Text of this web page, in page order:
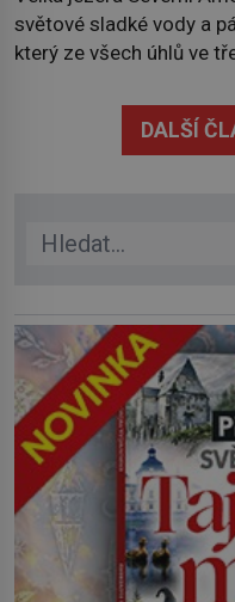
světové sladké vody a
který ze všech úhlů ve
premiéře jej uvidíte na
července. HořejšíDALŠÍ